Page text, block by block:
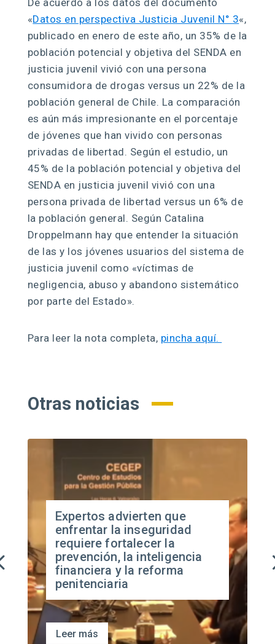
«Datos en perspectiva Justicia Juvenil N° 3«,
publicado en enero de este año, un 35% de la
población potencial y objetiva del SENDA en
justicia juvenil vivió con una persona
consumidora de drogas versus un 22% de la
población general de Chile. La comparación
es aún más impresionante en el porcentaje
de jóvenes que han vivido con personas
privadas de libertad. Según el estudio, un
45% de la población potencial y objetiva del
SENDA en justicia juvenil vivió con una
persona privada de libertad versus un 6% de
la población general. Según Catalina
Droppelmann hay que entender la situación
de las y los jóvenes usuarios del sistema de
justicia juvenil como «víctimas de
negligencia, abuso y abandono sistemático
por parte del Estado».
Para leer la nota completa, pincha aquí.
Otras noticias
Expertos advierten que
enfrentar la inseguridad
requiere fortalecer la
prevención, la inteligencia
financiera y la reforma
penitenciaria
Leer más